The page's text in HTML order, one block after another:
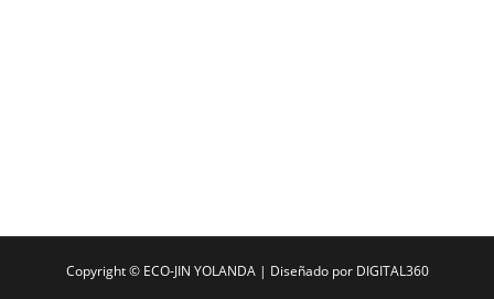
Copyright © ECO-JIN YOLANDA| Diseñado por DIGITAL360